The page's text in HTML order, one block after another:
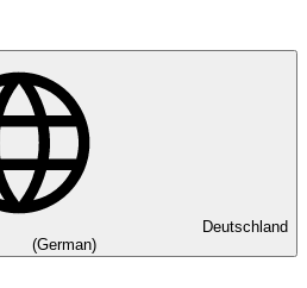
Deutschland
(German)